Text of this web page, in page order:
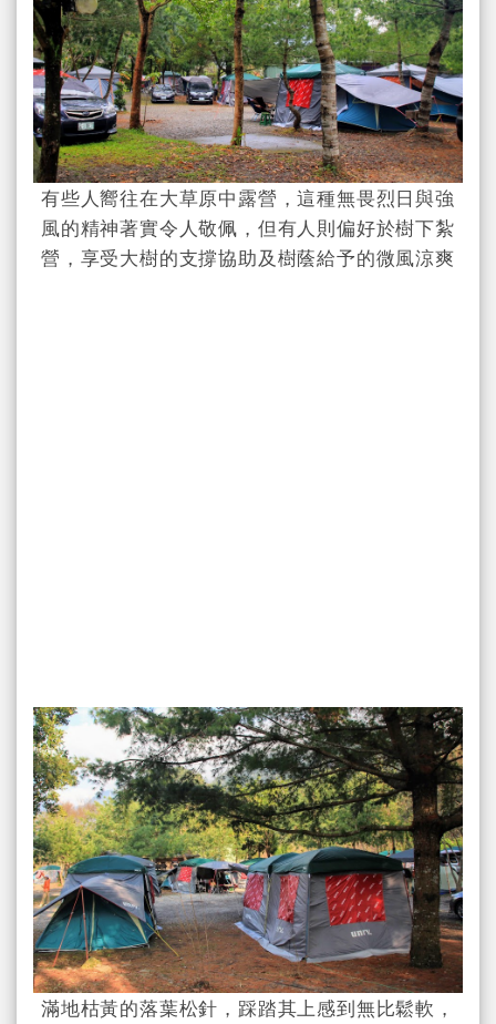
有些人嚮往在大草原中露營，這種無畏烈日與強
風的精神著實令人敬佩，但有人則偏好於樹下紮
營，享受大樹的支撐協助及樹蔭給予的微風涼爽
滿地枯黃的落葉松針，踩踏其上感到無比鬆軟，